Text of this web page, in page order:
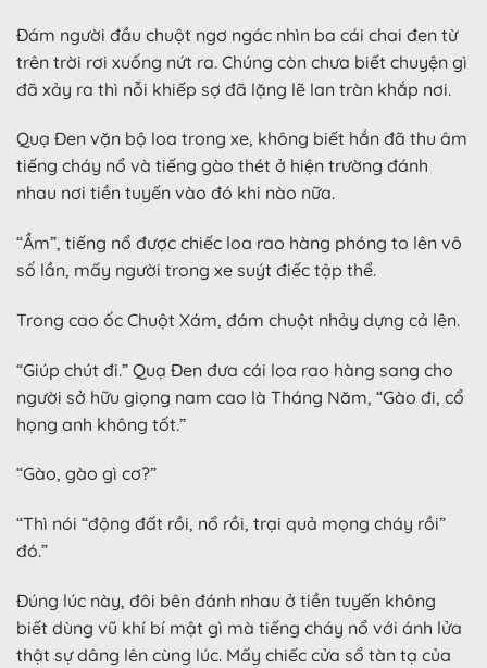
Đám người đầu chuột ngơ ngác nhìn ba cái chai đen từ
trên trời rơi xuống nứt ra. Chúng còn chưa biết chuyện gì
đã xảy ra thì nỗi khiếp sợ đã lặng lẽ lan tràn khắp nơi.
Quạ Đen vặn bộ loa trong xe, không biết hắn đã thu âm
tiếng cháy nổ và tiếng gào thét ở hiện trường đánh
nhau nơi tiền tuyến vào đó khi nào nữa.
“Ầm”, tiếng nổ được chiếc loa rao hàng phóng to lên vô
số lần, mấy người trong xe suýt điếc tập thể.
Trong cao ốc Chuột Xám, đám chuột nhảy dựng cả lên.
“Giúp chút đi.” Quạ Đen đưa cái loa rao hàng sang cho
người sở hữu giọng nam cao là Tháng Năm, “Gào đi, cổ
họng anh không tốt.”
“Gào, gào gì cơ?”
“Thì nói “động đất rồi, nổ rồi, trại quả mọng cháy rồi”
đó.”
Đúng lúc này, đôi bên đánh nhau ở tiền tuyến không
biết dùng vũ khí bí mật gì mà tiếng cháy nổ với ánh lửa
thật sự dâng lên cùng lúc. Mấy chiếc cửa sổ tàn tạ của